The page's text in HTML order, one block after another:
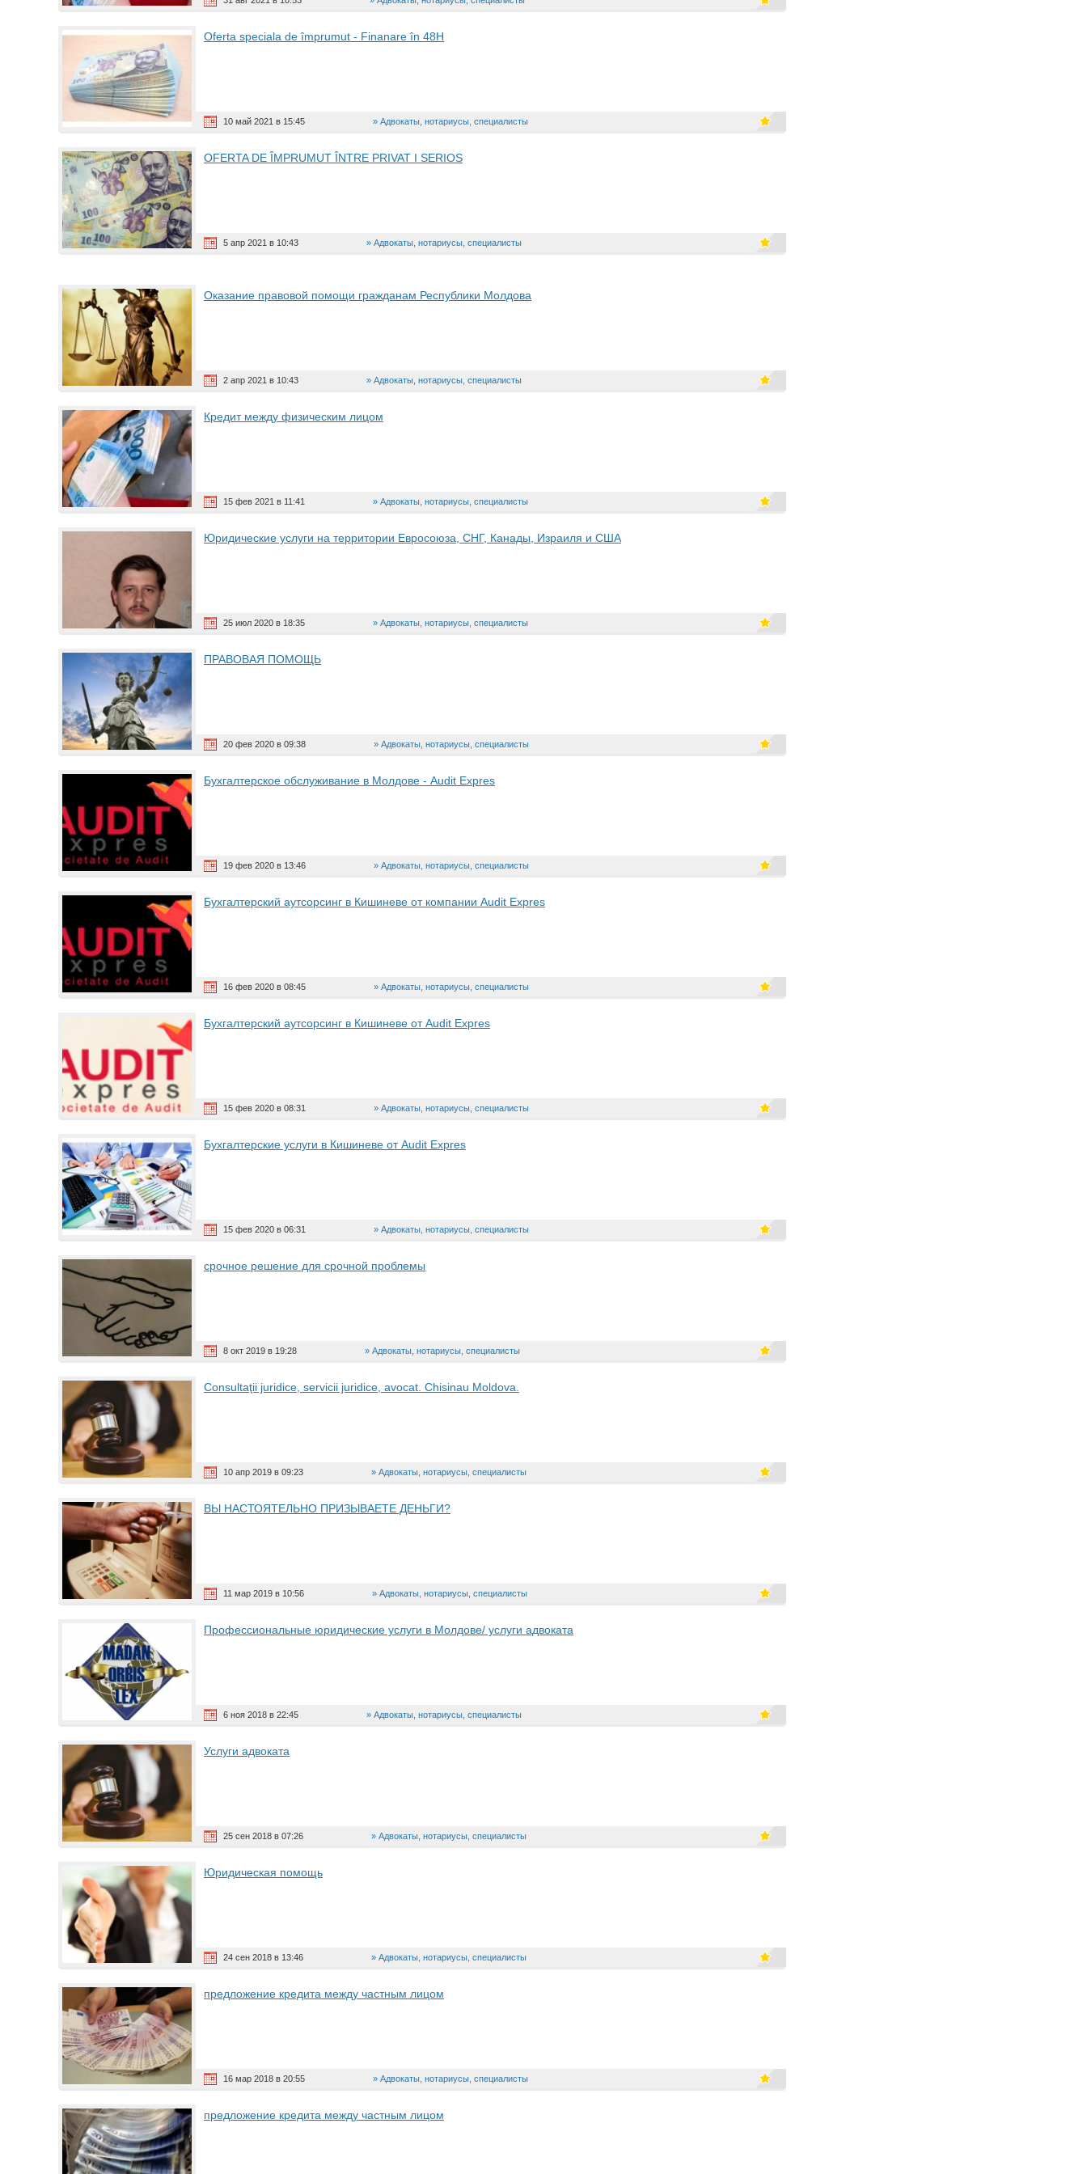
Oferta speciala de împrumut - Finanare în 48H
10 май 2021 в 15:45 Адвокаты, нотариусы, специалисты
OFERTA DE ÎMPRUMUT ÎNTRE PRIVAT I SERIOS
5 апр 2021 в 10:43 Адвокаты, нотариусы, специалисты
Оказание правовой помощи гражданам Республики Молдова
2 апр 2021 в 10:43 Адвокаты, нотариусы, специалисты
Кредит между физическим лицом
15 фев 2021 в 11:41 Адвокаты, нотариусы, специалисты
Юридические услуги на территории Евросоюза, СНГ, Канады, Израиля и США
25 июл 2020 в 18:35 Адвокаты, нотариусы, специалисты
ПРАВОВАЯ ПОМОЩЬ
20 фев 2020 в 09:38 Адвокаты, нотариусы, специалисты
Бухгалтерское обслуживание в Молдове - Audit Expres
19 фев 2020 в 13:46 Адвокаты, нотариусы, специалисты
Бухгалтерский аутсорсинг в Кишиневе от компании Audit Expres
16 фев 2020 в 08:45 Адвокаты, нотариусы, специалисты
Бухгалтерский аутсорсинг в Кишиневе от Audit Expres
15 фев 2020 в 08:31 Адвокаты, нотариусы, специалисты
Бухгалтерские услуги в Кишиневе от Audit Expres
15 фев 2020 в 06:31 Адвокаты, нотариусы, специалисты
срочное решение для срочной проблемы
8 окт 2019 в 19:28 Адвокаты, нотариусы, специалисты
Consultaţii juridice, servicii juridice, avocat. Chisinau Moldova.
10 апр 2019 в 09:23 Адвокаты, нотариусы, специалисты
ВЫ НАСТОЯТЕЛЬНО ПРИЗЫВАЕТЕ ДЕНЬГИ?
11 мар 2019 в 10:56 Адвокаты, нотариусы, специалисты
Профессиональные юридические услуги в Молдове/ услуги адвоката
6 ноя 2018 в 22:45 Адвокаты, нотариусы, специалисты
Услуги адвоката
25 сен 2018 в 07:26 Адвокаты, нотариусы, специалисты
Юридическая помощь
24 сен 2018 в 13:46 Адвокаты, нотариусы, специалисты
предложение кредита между частным лицом
16 мар 2018 в 20:55 Адвокаты, нотариусы, специалисты
предложение кредита между частным лицом